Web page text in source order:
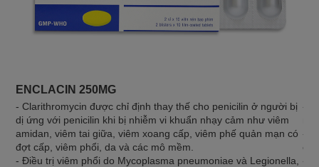
ENCLACIN 250MG
- Clarithromycin được chỉ định thay thế cho penicilin ở người bị
dị ứng với penicilin khi bị nhiễm vi khuẩn nhạy cảm như viêm
amidan, viêm tai giữa, viêm xoang cấp, viêm phế quản mạn có
đợt cấp, viêm phổi, da và các mô mềm.
- Điều trị viêm phổi do Mycoplasma pneumoniae và Legionella,
-
-
-